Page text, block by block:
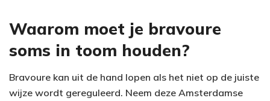
Waarom moet je bravoure
soms in toom houden?
Bravoure kan uit de hand lopen als het niet op de juiste
wijze wordt gereguleerd. Neem deze Amsterdamse